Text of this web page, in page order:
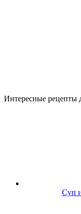
Интересные рецепты
Суп